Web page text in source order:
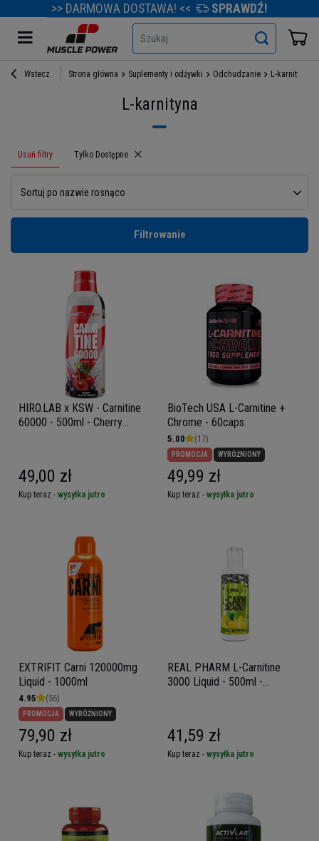
>> DARMOWA DOSTAWA! << SPRAWDŹ!
Szukaj
Wstecz Strona główna Suplementy i odżywki Odchudzanie L-karnityna
L-karnityna
Usuń filtry Usuń filtr
Tylko Dostępne
Sortuj po nazwie rosnąco
Filtrowanie
HIRO.LAB x KSW - Carnitine
60000 - 500ml - Cherry
49,00 zł
Kup teraz - wysyłka jutro
BioTech USA L-Carnitine +
Chrome - 60caps.
5.00 (17)
PROMOCJA WYRÓŻNIONY
49,99 zł
Kup teraz - wysyłka jutro
EXTRIFIT Carni 120000mg
Liquid - 1000ml
4.95 (56)
PROMOCJA WYRÓŻNIONY
79,90 zł
Kup teraz - wysyłka jutro
REAL PHARM L-Carnitine
3000 Liquid - 500ml -
41,59 zł
Kup teraz - wysyłka jutro